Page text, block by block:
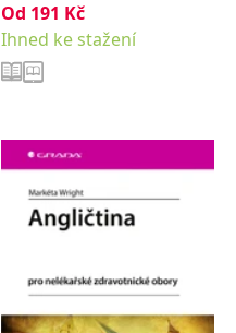
Od 191 Kč
Ihned ke stažení